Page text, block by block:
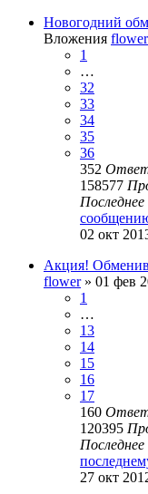
Новогодний
Вложения flower
1
…
32
33
34
35
36
352
158577
02 окт
Акция!
flower» 01 фев
1
…
13
14
15
16
17
160
120395
27 окт